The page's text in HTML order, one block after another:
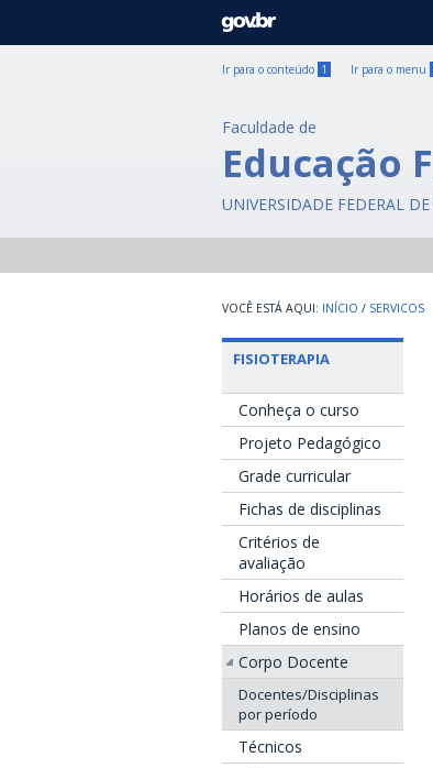
GOVBR
Ir para o conteúdo 1 Ir para o menu
Faculdade de
Educação
UNIVERSIDADE FEDERAL
INÍCIO / SERVICOS
FISIOTERAPIA
Conheça o curso
Projeto Pedagógico
Grade curricular
Fichas de disciplinas
Critérios de
avaliação
Horários de aulas
Planos de ensino
Corpo Docente
Docentes/Disciplinas
por período
Técnicos